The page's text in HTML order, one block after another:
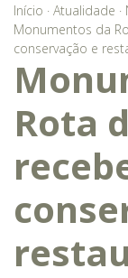
Início · Atualidade ·
Monumentos da
conservação e
Rota